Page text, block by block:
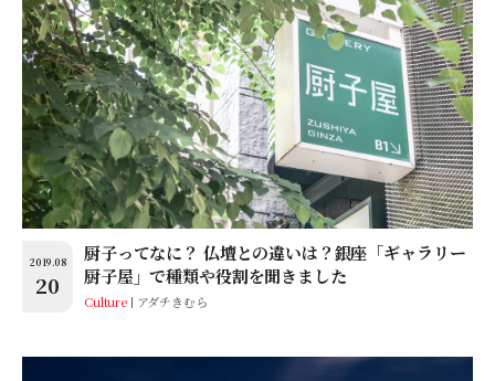
2019.08
20
厨子ってなに？ 仏壇との違いは？銀座「ギャラリー
厨子屋」で種類や役割を聞きました
Culture アダチきむら